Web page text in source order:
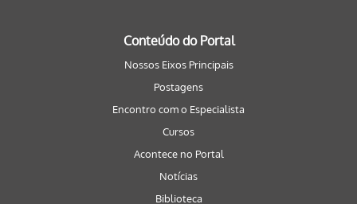
Conteúdo do Portal
Nossos Eixos Principais
Postagens
Encontro com o Especialista
Cursos
Acontece no Portal
Notícias
Biblioteca